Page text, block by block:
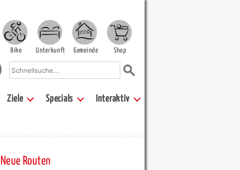
Bike Unterkunft Gemeinde Shop
Ziele Specials Interaktiv
Neue Routen